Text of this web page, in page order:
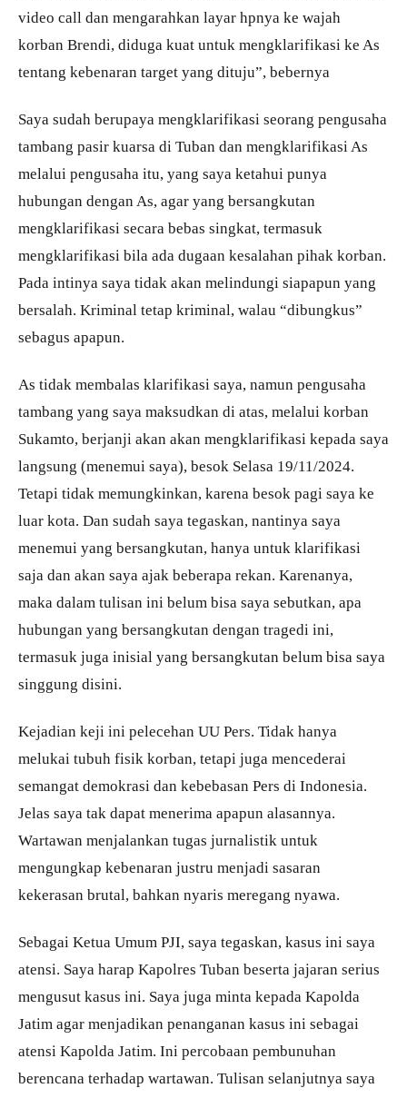
video call dan mengarahkan layar hpnya ke wajah
korban Brendi, diduga kuat untuk mengklarifikasi ke As
tentang kebenaran target yang dituju”, bebernya
Saya sudah berupaya mengklarifikasi seorang pengusaha
tambang pasir kuarsa di Tuban dan mengklarifikasi As
melalui pengusaha itu, yang saya ketahui punya
hubungan dengan As, agar yang bersangkutan
mengklarifikasi secara bebas singkat, termasuk
mengklarifikasi bila ada dugaan kesalahan pihak korban.
Pada intinya saya tidak akan melindungi siapapun yang
bersalah. Kriminal tetap kriminal, walau “dibungkus”
sebagus apapun.
As tidak membalas klarifikasi saya, namun pengusaha
tambang yang saya maksudkan di atas, melalui korban
Sukamto, berjanji akan akan mengklarifikasi kepada saya
langsung (menemui saya), besok Selasa 19/11/2024.
Tetapi tidak memungkinkan, karena besok pagi saya ke
luar kota. Dan sudah saya tegaskan, nantinya saya
menemui yang bersangkutan, hanya untuk klarifikasi
saja dan akan saya ajak beberapa rekan. Karenanya,
maka dalam tulisan ini belum bisa saya sebutkan, apa
hubungan yang bersangkutan dengan tragedi ini,
termasuk juga inisial yang bersangkutan belum bisa saya
singgung disini.
Kejadian keji ini pelecehan UU Pers. Tidak hanya
melukai tubuh fisik korban, tetapi juga mencederai
semangat demokrasi dan kebebasan Pers di Indonesia.
Jelas saya tak dapat menerima apapun alasannya.
Wartawan menjalankan tugas jurnalistik untuk
mengungkap kebenaran justru menjadi sasaran
kekerasan brutal, bahkan nyaris meregang nyawa.
Sebagai Ketua Umum PJI, saya tegaskan, kasus ini saya
atensi. Saya harap Kapolres Tuban beserta jajaran serius
mengusut kasus ini. Saya juga minta kepada Kapolda
Jatim agar menjadikan penanganan kasus ini sebagai
atensi Kapolda Jatim. Ini percobaan pembunuhan
berencana terhadap wartawan. Tulisan selanjutnya saya